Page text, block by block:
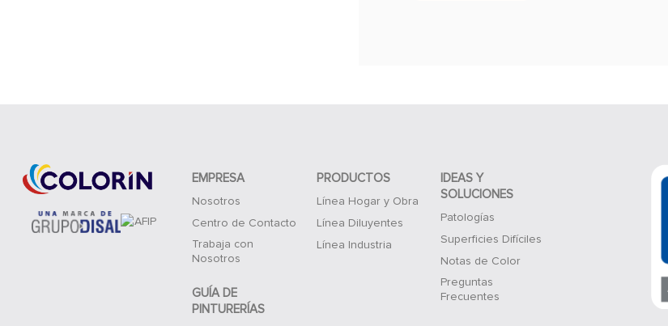
EMPRESA
Nosotros
Centro de Contacto
Trabaja con
Nosotros
GUÍA DE
PINTURERÍAS
PRODUCTOS
Línea Hogar y Obra
Línea Diluyentes
Línea Industria
IDEAS Y
SOLUCIONES
Patologías
Superficies Difíciles
Notas de Color
Preguntas
Frecuentes